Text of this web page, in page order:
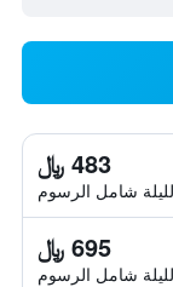
483 ﷼
شامل الرسوم
695 ﷼
شامل الرسوم